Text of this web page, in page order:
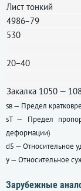
Лист тонкий
4986−79
530
20−40
Закалка 1050 —
sв — Предел
sT — Предел
деформации)
d5 — Относительное
y — Относительное
Зарубежные